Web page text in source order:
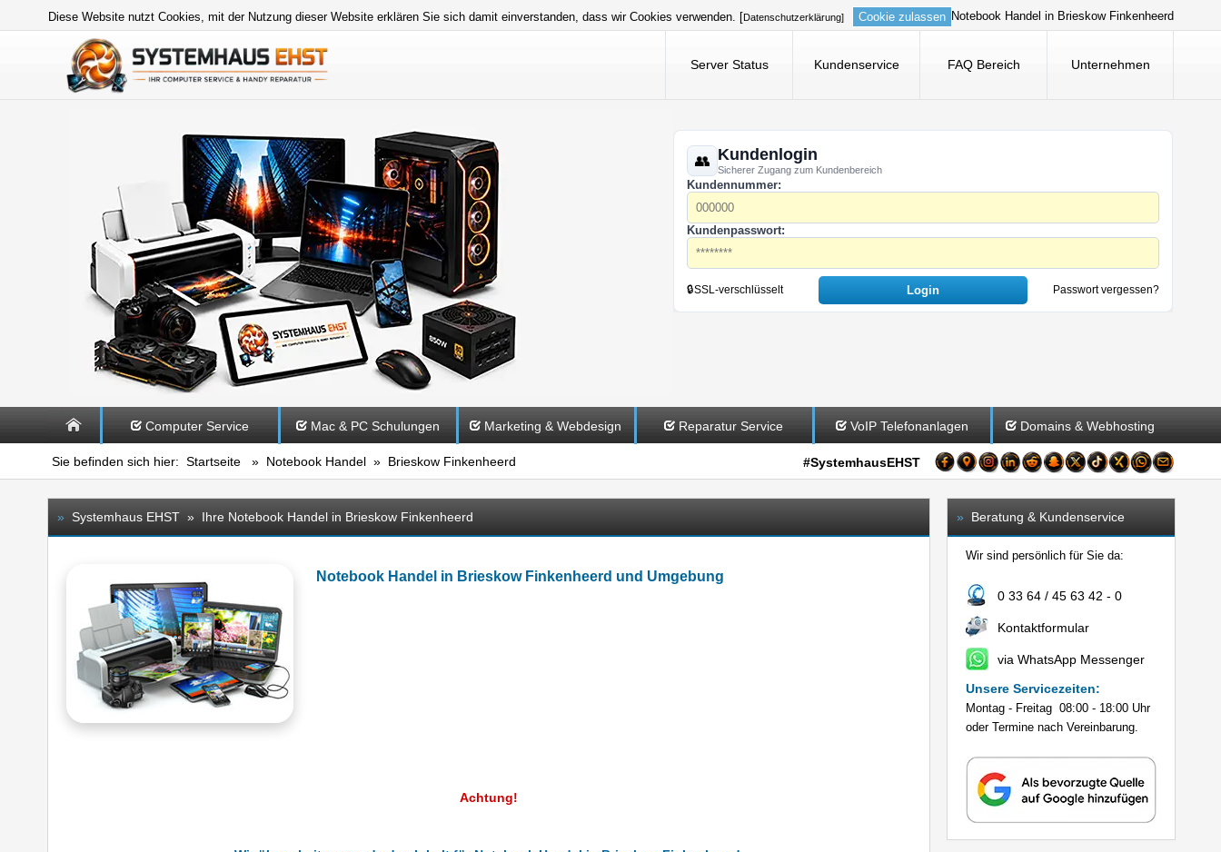
Notebook Handel in Brieskow Finkenheerd
Diese Website nutzt Cookies, mit der Nutzung dieser Website erklären Sie sich damit einverstanden, dass wir Cookies verwenden. [ Datenschutzerklärung] Cookie zulassen
Server Status Kundenservice FAQ Bereich Unternehmen
Kundenlogin
Sicherer Zugang zum Kundenbereich
Kundennummer:
Kundenpasswort:
🔒SSL-verschlüsselt Passwort vergessen?
Computer Service Mac & PC Schulungen Marketing & Webdesign Reparatur Service VoIP Telefonanlagen Domains & Webhosting
Sie befinden sich hier: Startseite » Notebook Handel » Brieskow Finkenheerd #SystemhausEHST
» Systemhaus EHST » Ihre Notebook Handel in Brieskow Finkenheerd
Notebook Handel in Brieskow Finkenheerd und Umgebung
Achtung!
» Beratung & Kundenservice
Wir sind persönlich für Sie da:
0 33 64 / 45 63 42 - 0
Kontaktformular
via WhatsApp Messenger
Unsere Servicezeiten:
Montag - Freitag 08:00 - 18:00 Uhr
oder Termine nach Vereinbarung.